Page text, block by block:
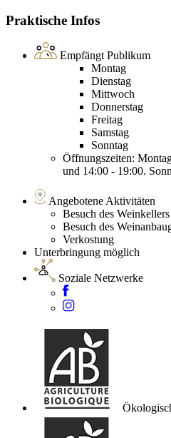
Praktische Infos
Empfängt Publikum
Montag
Dienstag
Mittwoch
Donnerstag
Freitag
Samstag
Sonntag
Öffnungszeiten:
und 14:00 - 19:00.
Angebotene Aktivitäten
Besuch des Weinkellers
Besuch des
Verkostung
Unterbringung möglich
Soziale Netzwerke